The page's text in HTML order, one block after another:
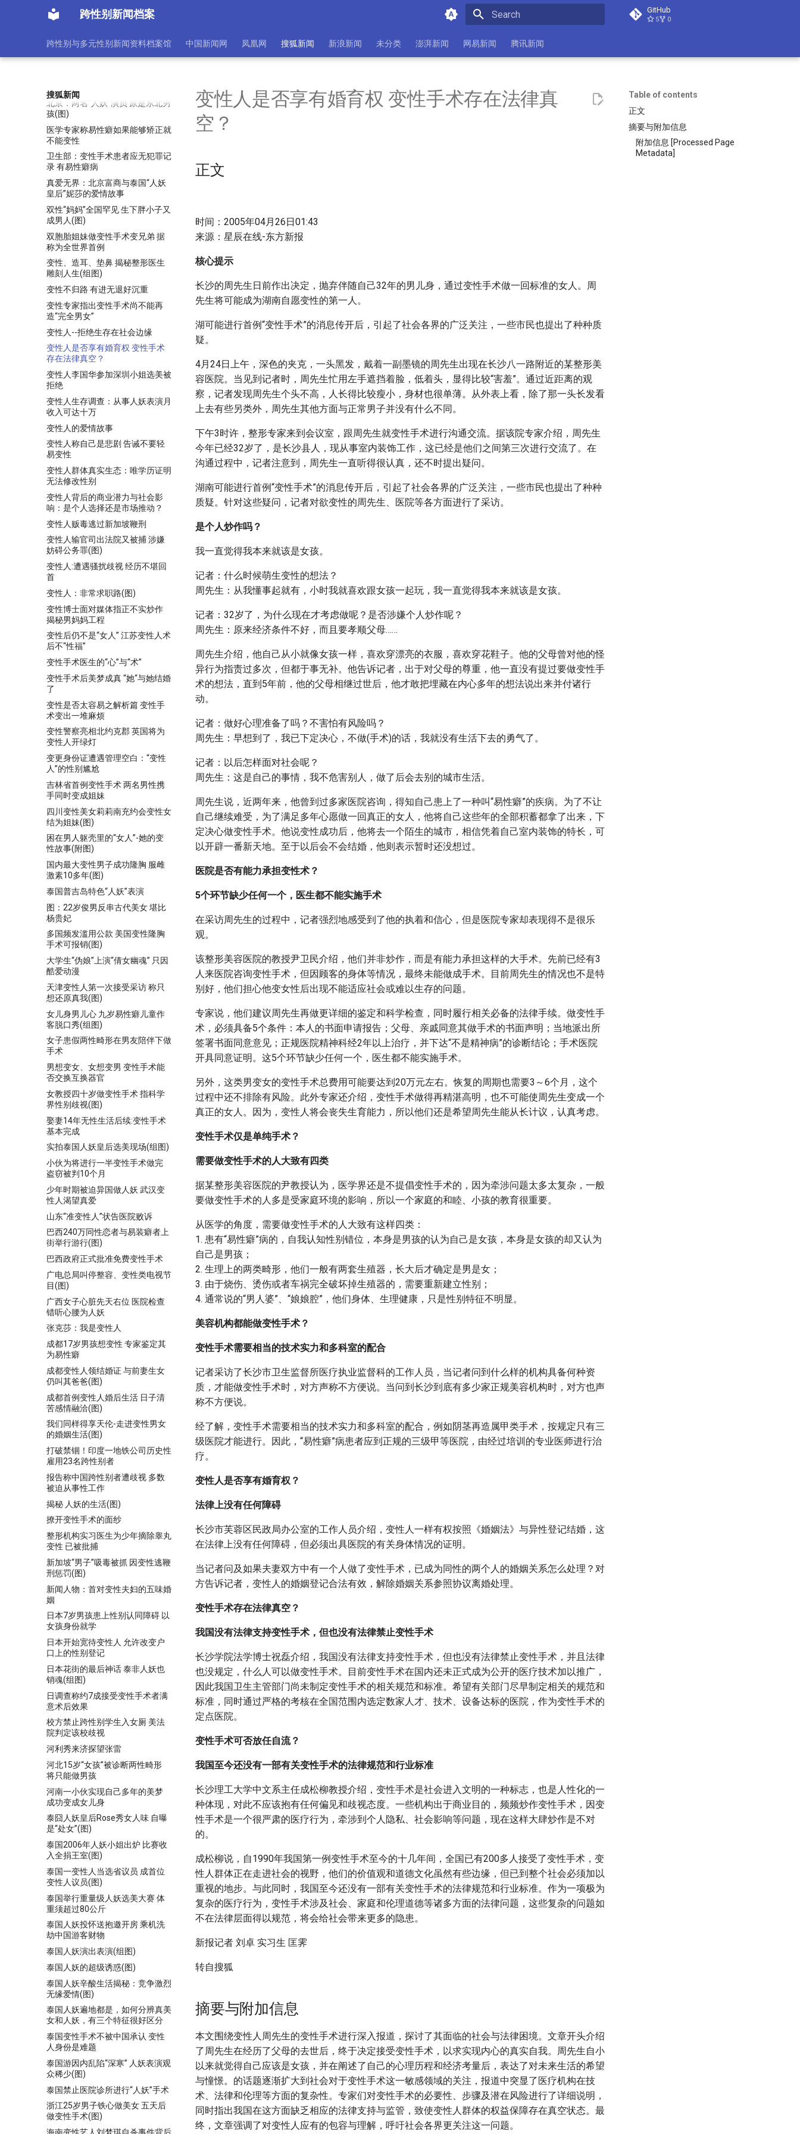
跨性别新闻档案 GitHub
5 0
跨性别与多元性别新闻资料档案馆 中国新闻网 凤凰网 搜狐新闻 新浪新闻 未分类 澎湃新闻 网易新闻 腾讯新闻
搜狐新闻
接受变性手术
出轨与出柜：名人丑闻背后的社会
北京游客被强迫看人妖续：旅行社
称与此事无关
北京：两名“人妖”演员 原是东北男
孩(图)
医学专家称易性癖如果能够矫正就
不能变性
卫生部：变性手术患者应无犯罪记
录 有易性癖病
真爱无界：北京富商与泰国“人妖
皇后”妮莎的爱情故事
双性“妈妈”全国罕见 生下胖小子又
成男人(图)
双胞胎姐妹做变性手术变兄弟 据
称为全世界首例
变性、造耳、垫鼻 揭秘整形医生
雕刻人生(组图)
变性不归路 有进无退好沉重
变性专家指出变性手术尚不能再
造“完全男女”
变性人--拒绝生存在社会边缘
变性人是否享有婚育权 变性手术
存在法律真空？
变性人李国华参加深圳小姐选美被
拒绝
变性人生存调查：从事人妖表演月
收入可达十万
变性人的爱情故事
变性人称自己是悲剧 告诫不要轻
易变性
变性人群体真实生态：唯学历证明
无法修改性别
变性人背后的商业潜力与社会影
响：是个人选择还是市场推动？
变性人贩毒逃过新加坡鞭刑
变性人输官司出法院又被捕 涉嫌
妨碍公务罪(图)
变性人:遭遇骚扰歧视 经历不堪回
首
变性人：非常求职路(图)
变性博士面对媒体指正不实炒作
揭秘男妈妈工程
变性后仍不是“女人” 江苏变性人术
后不“性福”
变性手术医生的“心”与“术”
变性手术后美梦成真 “她“与她结婚
了
变性是否太容易之解析篇 变性手
术变出一堆麻烦
变性警察亮相北约克郡 英国将为
变性人开绿灯
变更身份证遭遇管理空白：“变性
人”的性别尴尬
吉林省首例变性手术 两名男性携
手同时变成姐妹
四川变性美女莉莉南充约会变性女
结为姐妹(图)
困在男人躯壳里的“女人”-她的变
性故事(附图)
国内最大变性男子成功隆胸 服雌
激素10多年(图)
泰国普吉岛特色“人妖”表演
图：22岁俊男反串古代美女 堪比
杨贵妃
多国频发滥用公款 美国变性隆胸
手术可报销(图)
大学生“伪娘”上演“倩女幽魂” 只因
酷爱动漫
天津变性人第一次接受采访 称只
想还原真我(图)
女儿身男儿心 九岁易性癖儿童作
客脱口秀(组图)
女子患假两性畸形在男友陪伴下做
手术
男想变女、女想变男 变性手术能
否交换互换器官
女教授四十岁做变性手术 指科学
界性别歧视(图)
娶妻14年无性生活后续:变性手术
基本完成
实拍泰国人妖皇后选美现场(组图)
小伙为将进行一半变性手术做完
盗窃被判10个月
少年时期被迫异国做人妖 武汉变
性人渴望真爱
山东“准变性人”状告医院败诉
巴西240万同性恋者与易装癖者上
街举行游行(图)
巴西政府正式批准免费变性手术
广电总局叫停整容、变性类电视节
目(图)
广西女子心脏先天右位 医院检查
错听心腰为人妖
张克莎：我是变性人
成都17岁男孩想变性 专家鉴定其
为易性癖
成都变性人领结婚证 与前妻生女
仍叫其爸爸(图)
成都首例变性人婚后生活 日子清
苦感情融洽(图)
我们同样得享天伦-走进变性男女
的婚姻生活(图)
打破禁锢！印度一地铁公司历史性
雇用23名跨性别者
报告称中国跨性别者遭歧视 多数
被迫从事性工作
揭秘 人妖的生活(图)
撩开变性手术的面纱
整形机构实习医生为少年摘除睾丸
变性 已被批捕
新加坡“男子”吸毒被抓 因变性逃鞭
刑惩罚(图)
新闻人物：首对变性夫妇的五味婚
姻
日本7岁男孩患上性别认同障碍 以
女孩身份就学
日本开始宽待变性人 允许改变户
口上的性别登记
日本花街的最后神话 泰非人妖也
销魂(组图)
日调查称约7成接受变性手术者满
意术后效果
校方禁止跨性别学生入女厕 美法
院判定该校歧视
河利秀来济探望张雷
河北15岁“女孩”被诊断两性畸形
将只能做男孩
河南一小伙实现自己多年的美梦
成功变成女儿身
泰囧人妖皇后Rose秀女人味 自曝
是“处女”(图)
泰国2006年人妖小姐出炉 比赛收
入全捐王室(图)
泰国一变性人当选省议员 成首位
变性人议员(图)
泰国举行重量级人妖选美大赛 体
重须超过80公斤
泰国人妖投怀送抱邀开房 乘机洗
劫中国游客财物
泰国人妖演出表演(组图)
泰国人妖的超级诱惑(图)
泰国人妖辛酸生活揭秘：竞争激烈
无缘爱情(图)
泰国人妖遍地都是，如何分辨真美
女和人妖，有三个特征很好区分
泰国变性手术不被中国承认 变性
人身份是难题
泰国游因内乱陷“深寒” 人妖表演观
众稀少(图)
泰国禁止医院诊所进行“人妖”手术
浙江25岁男子铁心做美女 五天后
做变性手术(图)
Table of contents
正文
摘要与附加信息
附加信息 [Processed Page
Metadata]
变性人是否享有婚育权 变性手术存在法律真
空？
正文
时间：2005年04月26日01:43
来源：星辰在线-东方新报
核心提示
长沙的周先生日前作出决定，抛弃伴随自己32年的男儿身，通过变性手术做一回标准的女人。周
先生将可能成为湖南自愿变性的第一人。
湖可能进行首例“变性手术”的消息传开后，引起了社会各界的广泛关注，一些市民也提出了种种质
疑。
4月24日上午，深色的夹克，一头黑发，戴着一副墨镜的周先生出现在长沙八一路附近的某整形美
容医院。当见到记者时，周先生忙用左手遮挡着脸，低着头，显得比较“害羞”。通过近距离的观
察，记者发现周先生个头不高，人长得比较瘦小，身材也很单薄。从外表上看，除了那一头长发看
上去有些另类外，周先生其他方面与正常男子并没有什么不同。
下午3时许，整形专家来到会议室，跟周先生就变性手术进行沟通交流。据该院专家介绍，周先生
今年已经32岁了，是长沙县人，现从事室内装饰工作，这已经是他们之间第三次进行交流了。在
沟通过程中，记者注意到，周先生一直听得很认真，还不时提出疑问。
湖南可能进行首例“变性手术”的消息传开后，引起了社会各界的广泛关注，一些市民也提出了种种
质疑。针对这些疑问，记者对欲变性的周先生、医院等各方面进行了采访。
是个人炒作吗？
我一直觉得我本来就该是女孩。
记者：什么时候萌生变性的想法？
周先生：从我懂事起就有，小时我就喜欢跟女孩一起玩，我一直觉得我本来就该是女孩。
记者：32岁了，为什么现在才考虑做呢？是否涉嫌个人炒作呢？
周先生：原来经济条件不好，而且要孝顺父母……
周先生介绍，他自己从小就像女孩一样，喜欢穿漂亮的衣服，喜欢穿花鞋子。他的父母曾对他的怪
异行为指责过多次，但都于事无补。他告诉记者，出于对父母的尊重，他一直没有提过要做变性手
术的想法，直到5年前，他的父母相继过世后，他才敢把埋藏在内心多年的想法说出来并付诸行
动。
记者：做好心理准备了吗？不害怕有风险吗？
周先生：早想到了，我已下定决心，不做(手术)的话，我就没有生活下去的勇气了。
记者：以后怎样面对社会呢？
周先生：这是自己的事情，我不危害别人，做了后会去别的城市生活。
周先生说，近两年来，他曾到过多家医院咨询，得知自己患上了一种叫“易性癖”的疾病。为了不让
自己继续难受，为了满足多年心愿做一回真正的女人，他将自己这些年的全部积蓄都拿了出来，下
定决心做变性手术。他说变性成功后，他将去一个陌生的城市，相信凭着自己室内装饰的特长，可
以开辟一番新天地。至于以后会不会结婚，他则表示暂时还没想过。
医院是否有能力承担变性术？
5个环节缺少任何一个，医生都不能实施手术
在采访周先生的过程中，记者强烈地感受到了他的执着和信心，但是医院专家却表现得不是很乐
观。
该整形美容医院的教授尹卫民介绍，他们并非炒作，而是有能力承担这样的大手术。先前已经有3
人来医院咨询变性手术，但因顾客的身体等情况，最终未能做成手术。目前周先生的情况也不是特
别好，他们担心他变女性后出现不能适应社会或难以生存的问题。
专家说，他们建议周先生再做更详细的鉴定和科学检查，同时履行相关必备的法律手续。做变性手
术，必须具备5个条件：本人的书面申请报告；父母、亲戚同意其做手术的书面声明；当地派出所
签署书面同意意见；正规医院精神科经2年以上治疗，并下达“不是精神病”的诊断结论；手术医院
开具同意证明。这5个环节缺少任何一个，医生都不能实施手术。
另外，这类男变女的变性手术总费用可能要达到20万元左右。恢复的周期也需要3～6个月，这个
过程中还不排除有风险。此外专家还介绍，变性手术做得再精湛高明，也不可能使周先生变成一个
真正的女人。因为，变性人将会丧失生育能力，所以他们还是希望周先生能从长计议，认真考虑。
变性手术仅是单纯手术？
需要做变性手术的人大致有四类
据某整形美容医院的尹教授认为，医学界还是不提倡变性手术的，因为牵涉问题太多太复杂，一般
要做变性手术的人多是受家庭环境的影响，所以一个家庭的和睦、小孩的教育很重要。
从医学的角度，需要做变性手术的人大致有这样四类：
1. 患有“易性癖”病的，自我认知性别错位，本身是男孩的认为自己是女孩，本身是女孩的却又认为
自己是男孩；
2. 生理上的两类畸形，他们一般有两套生殖器，长大后才确定是男是女；
3. 由于烧伤、烫伤或者车祸完全破坏掉生殖器的，需要重新建立性别；
4. 通常说的“男人婆”、“娘娘腔”，他们身体、生理健康，只是性别特征不明显。
美容机构都能做变性手术？
变性手术需要相当的技术实力和多科室的配合
记者采访了长沙市卫生监督所医疗执业监督科的工作人员，当记者问到什么样的机构具备何种资
质，才能做变性手术时，对方声称不方便说。当问到长沙到底有多少家正规美容机构时，对方也声
称不方便说。
经了解，变性手术需要相当的技术实力和多科室的配合，例如阴茎再造属甲类手术，按规定只有三
级医院才能进行。因此，“易性癖”病患者应到正规的三级甲等医院，由经过培训的专业医师进行治
疗。
变性人是否享有婚育权？
法律上没有任何障碍
长沙市芙蓉区民政局办公室的工作人员介绍，变性人一样有权按照《婚姻法》与异性登记结婚，这
在法律上没有任何障碍，但必须出具医院的有关身体情况的证明。
当记者问及如果夫妻双方中有一个人做了变性手术，已成为同性的两个人的婚姻关系怎么处理？对
方告诉记者，变性人的婚姻登记合法有效，解除婚姻关系参照协议离婚处理。
变性手术存在法律真空？
我国没有法律支持变性手术，但也没有法律禁止变性手术
长沙学院法学博士祝磊介绍，我国没有法律支持变性手术，但也没有法律禁止变性手术，并且法律
也没规定，什么人可以做变性手术。目前变性手术在国内还未正式成为公开的医疗技术加以推广，
因此我国卫生主管部门尚未制定变性手术的相关规范和标准。希望有关部门尽早制定相关的规范和
标准，同时通过严格的考核在全国范围内选定数家人才、技术、设备达标的医院，作为变性手术的
定点医院。
变性手术可否放任自流？
我国至今还没有一部有关变性手术的法律规范和行业标准
长沙理工大学中文系主任成松柳教授介绍，变性手术是社会进入文明的一种标志，也是人性化的一
种体现，对此不应该抱有任何偏见和歧视态度。一些机构出于商业目的，频频炒作变性手术，因变
性手术是一个很严肃的医疗行为，牵涉到个人隐私、社会影响等问题，现在这样大肆炒作是不对
的。
成松柳说，自1990年我国第一例变性手术至今的十几年间，全国已有200多人接受了变性手术，变
性人群体正在走进社会的视野，他们的价值观和道德文化虽然有些边缘，但已到整个社会必须加以
重视的地步。与此同时，我国至今还没有一部有关变性手术的法律规范和行业标准。作为一项极为
复杂的医疗行为，变性手术涉及社会、家庭和伦理道德等诸多方面的法律问题，这些复杂的问题如
不在法律层面得以规范，将会给社会带来更多的隐患。
新报记者 刘卓 实习生 匡霁
转自搜狐
摘要与附加信息
本文围绕变性人周先生的变性手术进行深入报道，探讨了其面临的社会与法律困境。文章开头介绍
了周先生在经历了父母的去世后，终于决定接受变性手术，以求实现内心的真实自我。周先生自小
以来就觉得自己应该是女孩，并在阐述了自己的心理历程和经济考量后，表达了对未来生活的希望
与憧憬。的话题逐渐扩大到社会对于变性手术这一敏感领域的关注，报道中突显了医疗机构在技
术、法律和伦理等方面的复杂性。专家们对变性手术的必要性、步骤及潜在风险进行了详细说明，
同时指出我国在这方面缺乏相应的法律支持与监管，致使变性人群体的权益保障存在真空状态。最
终，文章强调了对变性人应有的包容与理解，呼吁社会各界更关注这一问题。